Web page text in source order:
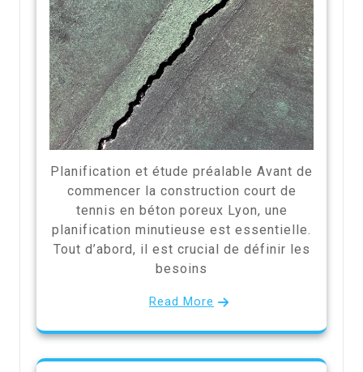
Planification et étude préalable Avant de
commencer la construction court de
tennis en béton poreux Lyon, une
planification minutieuse est essentielle.
Tout d’abord, il est crucial de définir les
besoins
Read More